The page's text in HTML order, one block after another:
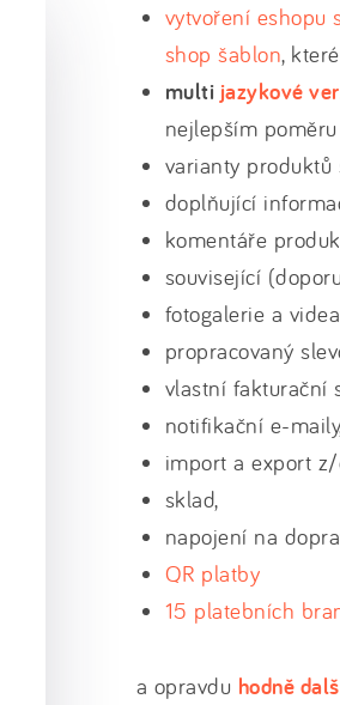
vytvoření eshopu
shop šablon,
multi jazykové
nejlepším
varianty
doplňující
komentáře
související
fotogalerie a
propracovaný
vlastní fakturační
notifikační e-
import a export
sklad,
napojení na
QR platby
15 platebních
a opravdu hodně